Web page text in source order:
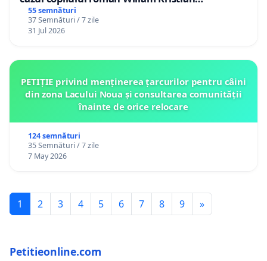
Gheorghe, aflat în plasament în Danemarca de
12 ani
55 semnături
37 Semnături / 7 zile
31 Jul 2026
PETIȚIE privind menținerea țarcurilor pentru câini
din zona Lacului Noua și consultarea comunității
înainte de orice relocare
124 semnături
35 Semnături / 7 zile
7 May 2026
1 2 3 4 5 6 7 8 9 »
Petitieonline.com